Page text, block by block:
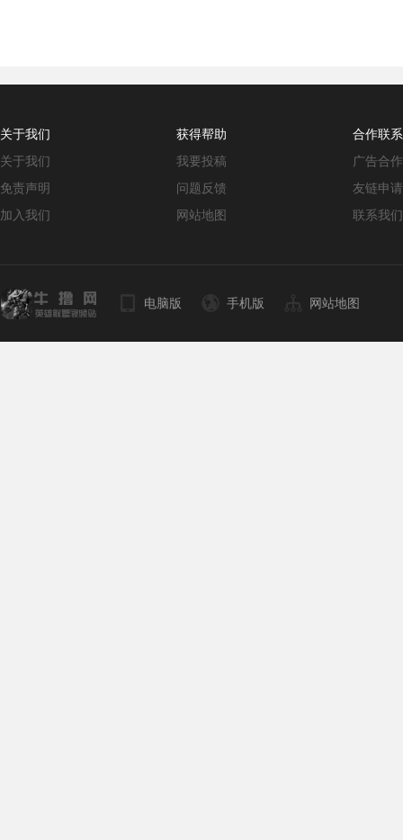
关于我们
关于我们
免责声明
加入我们
获得帮助
我要投稿
问题反馈
网站地图
合作联系
广告合作
友链申请
联系我们
电脑版 手机版 网站地图